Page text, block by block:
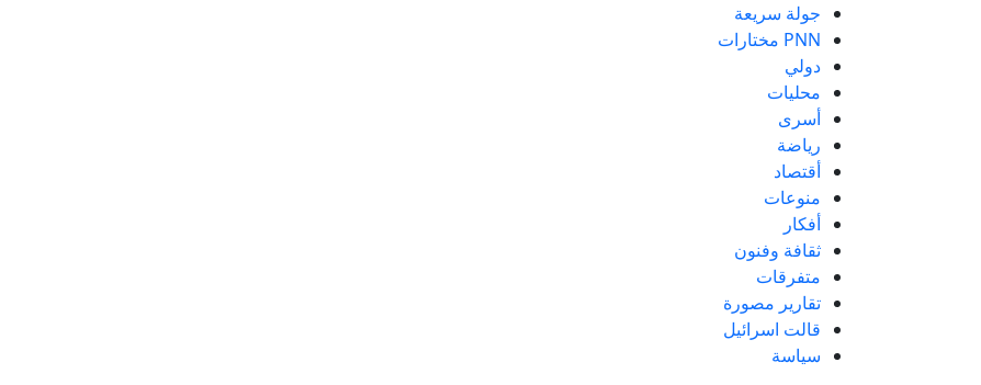
جولة سريعة
PNN مختارات
دولي
محليات
أسرى
رياضة
أقتصاد
منوعات
أفكار
ثقافة وفنون
متفرقات
تقارير مصورة
قالت اسرائيل
سياسة